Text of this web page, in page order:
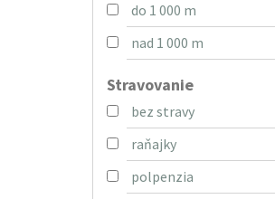
do 1 000 m
nad 1 000 m
Stravovanie
bez stravy
raňajky
polpenzia